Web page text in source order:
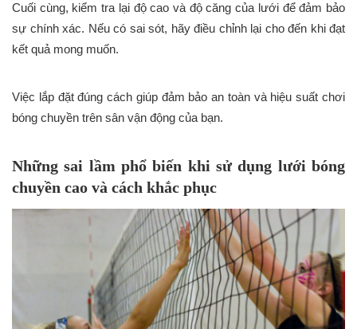
Cuối cùng, kiểm tra lại độ cao và độ căng của lưới để đảm bảo
sự chính xác. Nếu có sai sót, hãy điều chỉnh lại cho đến khi đạt
kết quả mong muốn.
Việc lắp đặt đúng cách giúp đảm bảo an toàn và hiệu suất chơi
bóng chuyền trên sân vận động của bạn.
Những sai lầm phổ biến khi sử dụng lưới bóng
chuyền cao và cách khắc phục